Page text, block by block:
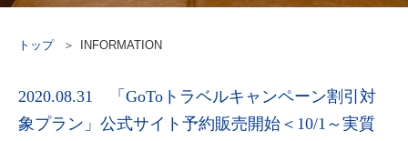
トップ INFORMATION
2020.08.31 「GoToトラベルキャンペーン割引対
象プラン」公式サイト予約販売開始＜10/1～実質